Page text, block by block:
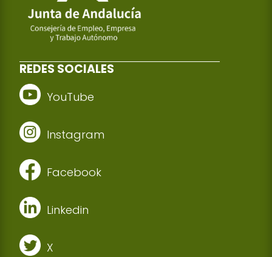
REDES SOCIALES
YouTube
Instagram
Facebook
Linkedin
X